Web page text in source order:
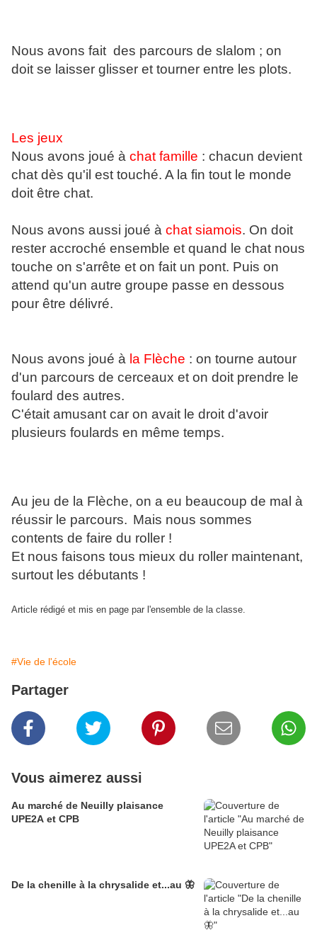
Nous avons fait des parcours de slalom ; on
doit se laisser glisser et tourner entre les plots.
Les jeux
Nous avons joué à chat famille : chacun devient
chat dès qu'il est touché. A la fin tout le monde
doit être chat.
Nous avons aussi joué à chat siamois. On doit
rester accroché ensemble et quand le chat nous
touche on s'arrête et on fait un pont. Puis on
attend qu'un autre groupe passe en dessous
pour être délivré.
Nous avons joué à la Flèche : on tourne autour
d'un parcours de cerceaux et on doit prendre le
foulard des autres.
C'était amusant car on avait le droit d'avoir
plusieurs foulards en même temps.
Au jeu de la Flèche, on a eu beaucoup de mal à
réussir le parcours. Mais nous sommes
contents de faire du roller !
Et nous faisons tous mieux du roller maintenant,
surtout les débutants !
Article rédigé et mis en page par l'ensemble de la classe.
#Vie de l'école
Partager
Vous aimerez aussi
Au marché de Neuilly plaisance
UPE2A et CPB
De la chenille à la chrysalide et...au 🦋